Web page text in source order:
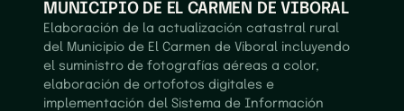
MUNICIPIO DE EL CARMEN DE VIBORAL
Elaboración de la actualización catastral rural
del Municipio de El Carmen de Viboral incluyendo
el suministro de fotografías aéreas a color,
elaboración de ortofotos digitales e
implementación del Sistema de Información